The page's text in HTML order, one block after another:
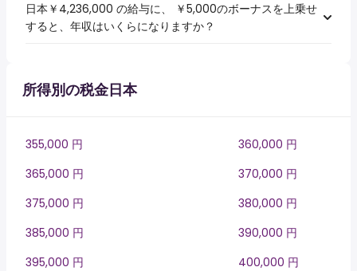
日本￥4,236,000 の給与に、 ￥5,000のボーナスを上乗せ
すると、年収はいくらになりますか？
所得別の税金日本
355,000 円
360,000 円
365,000 円
370,000 円
375,000 円
380,000 円
385,000 円
390,000 円
395,000 円
400,000 円